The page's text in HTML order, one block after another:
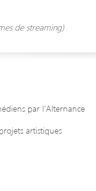
de streaming)
par l’Alternance
artistiques